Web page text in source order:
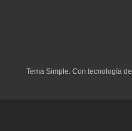
Tema Simple. Con tecnología de